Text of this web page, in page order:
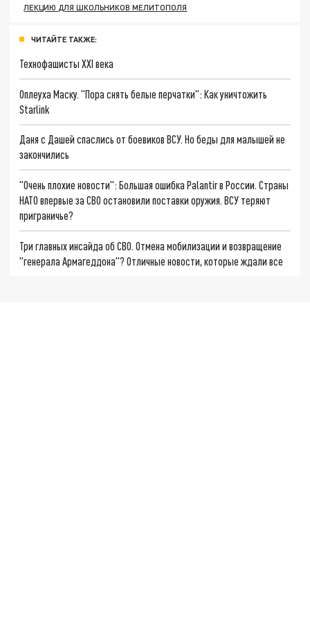
ЛЕКЦИЮ ДЛЯ ШКОЛЬНИКОВ МЕЛИТОПОЛЯ
ЧИТАЙТЕ ТАКЖЕ:
Технофашисты XXI века
Оплеуха Маску. "Пора снять белые перчатки": Как уничтожить
Starlink
Даня с Дашей спаслись от боевиков ВСУ. Но беды для малышей не
закончились
"Очень плохие новости": Большая ошибка Palantir в России. Страны
НАТО впервые за СВО остановили поставки оружия. ВСУ теряют
приграничье?
Три главных инсайда об СВО. Отмена мобилизации и возвращение
"генерала Армагеддона"? Отличные новости, которые ждали все